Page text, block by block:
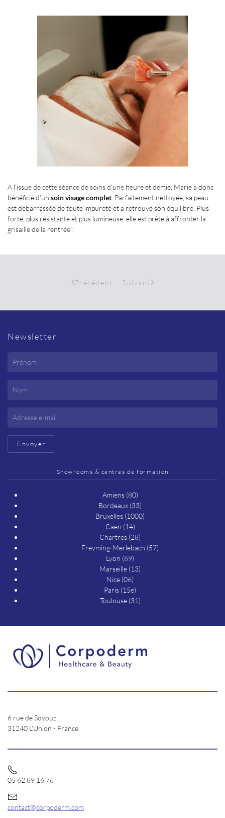
A l’issue de cette séance de soins d’une heure et demie, Marie a donc
bénéficié d’un soin visage complet . Parfaitement nettoyée, sa peau
est débarrassée de toute impureté et a retrouvé son équilibre. Plus
forte, plus résistante et plus lumineuse, elle est prête à affronter la
grisaille de la rentrée !
Précédent Suivant
Newsletter
Envoyer
Showrooms & centres de formation
Amiens (80)
Bordeaux (33)
Bruxelles (1000)
Caen (14)
Chartres (28)
Freyming-Merlebach (57)
Lyon (69)
Marseille (13)
Nice (06)
Paris (15e)
Toulouse (31)
6 rue de Soyouz
31240 L’Union - France
05 62 89 16 76
contact@corpoderm.com